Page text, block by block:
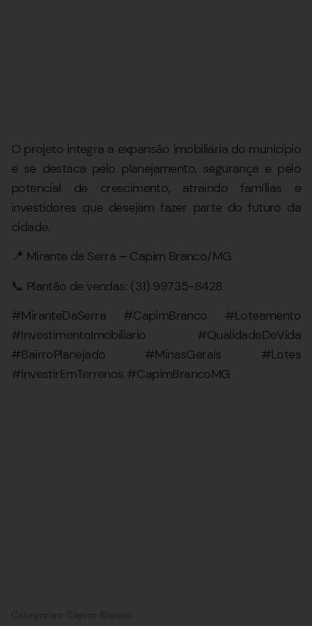
O projeto integra a expansão imobiliária do município
e se destaca pelo planejamento, segurança e pelo
potencial de crescimento, atraindo famílias e
investidores que desejam fazer parte do futuro da
cidade.
📍 Mirante da Serra – Capim Branco/MG
📞 Plantão de vendas: (31) 99735-8428
#MiranteDaSerra #CapimBranco #Loteamento
#InvestimentoImobiliario #QualidadeDeVida
#BairroPlanejado #MinasGerais #Lotes
#InvestirEmTerrenos #CapimBrancoMG